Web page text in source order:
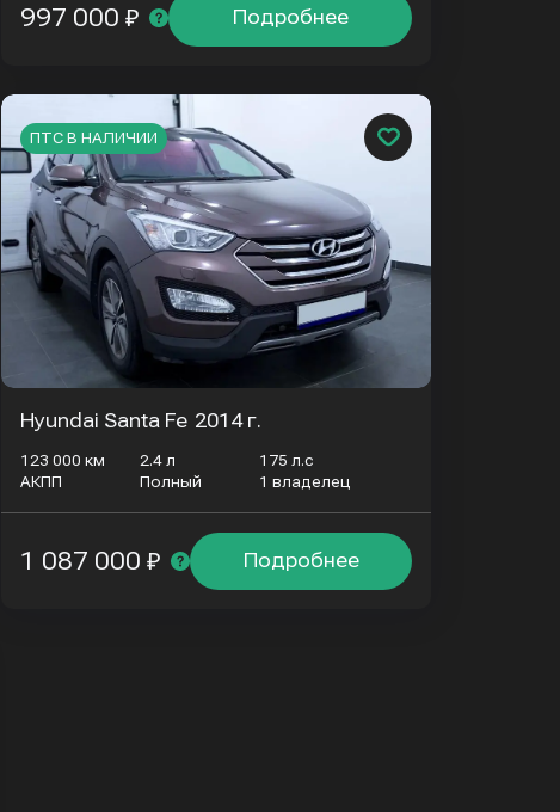
Подробнее
997 000 ₽
ПТС В НАЛИЧИИ
Hyundai Santa Fe 2014 г.
123 000 км 2.4 л
175 л.с
АКПП
Полный 1 владелец
Подробнее
1 087 000 ₽